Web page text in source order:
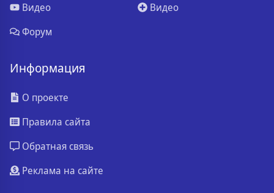
Видео
Форум
Видео
Информация
О проекте
Правила сайта
Обратная связь
Реклама на сайте